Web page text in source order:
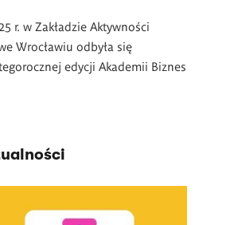
r. w Zakładzie Aktywności
Wrocławiu odbyła się
edycji Akademii Biznes